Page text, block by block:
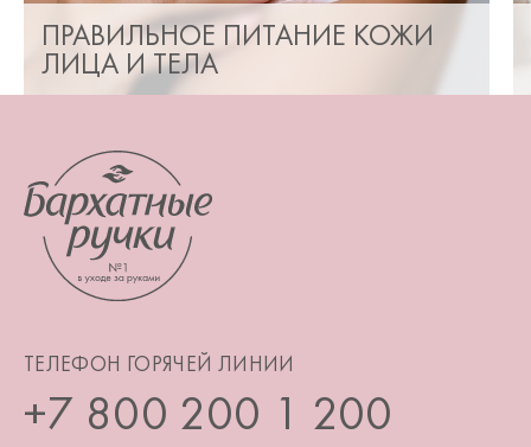
ПРАВИЛЬНОЕ ПИТАНИЕ КОЖИ
ЛИЦА И ТЕЛА
ТЕЛЕФОН ГОРЯЧЕЙ ЛИНИИ
+7 800 200 1 200